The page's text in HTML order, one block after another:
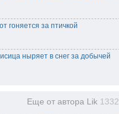
гоняется за птичкой
ныряет в снег за добычей
Еще от автора Lik 1332